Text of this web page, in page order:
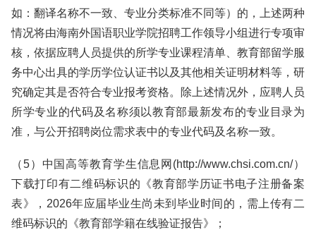
如：翻译名称不一致、专业分类标准不同等）的，上述两种
情况将由海南外国语职业学院招聘工作领导小组进行专项审
核，依据应聘人员提供的所学专业课程清单、教育部留学服
务中心出具的学历学位认证书以及其他相关证明材料等，研
究确定其是否符合专业报考资格。除上述情况外，应聘人员
所学专业的代码及名称须以教育部最新发布的专业目录为
准，与公开招聘岗位需求表中的专业代码及名称一致。
（5）中国高等教育学生信息网(http://www.chsi.com.cn/）
下载打印有二维码标识的《教育部学历证书电子注册备案
表》，2026年应届毕业生尚未到毕业时间的，需上传有二
维码标识的《教育部学籍在线验证报告》；